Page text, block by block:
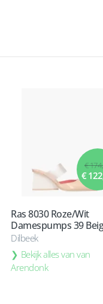
€
€
Ras 8030 Roze/Wit
Damespumps 39
Dilbeek
Bekijk alles van van
Arendonk